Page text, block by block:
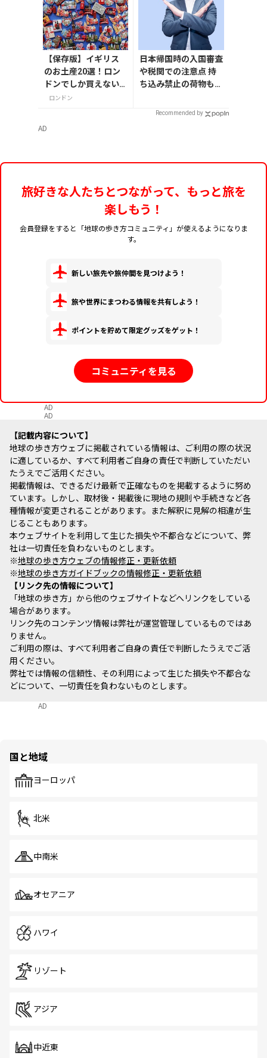
【保存版】イギリス
のお土産20選！ロン
ドンでしか買えない
雑貨/お菓子/紅茶まで
ロンドン
日本帰国時の入国審査
や税関での注意点 持
ち込み禁止の荷物も解
Recommended by
AD
旅好きな人たちとつながって、もっと旅を
楽しもう！
会員登録をすると「地球の歩き方コミュニティ」が使えるようになりま
す。
新しい旅先や旅仲間を見つけよう！
旅や世界にまつわる情報を共有しよう！
ポイントを貯めて限定グッズをゲット！
コミュニティを見る
AD
AD
記載内容について
地球の歩き方ウェブに掲載されている情報は、ご利用の際の状況
に適しているか、すべて利用者ご自身の責任で判断していただい
たうえでご活用ください。
掲載情報は、できるだけ最新で正確なものを掲載するように努め
ています。しかし、取材後・掲載後に現地の規則や手続きなど各
種情報が変更されることがあります。また解釈に見解の相違が生
じることもあります。
本ウェブサイトを利用して生じた損失や不都合などについて、弊
社は一切責任を負わないものとします。
※地球の歩き方ウェブの情報修正・更新依頼
※地球の歩き方ガイドブックの情報修正・更新依頼
リンク先の情報について
「地球の歩き方」から他のウェブサイトなどへリンクをしている
場合があります。
リンク先のコンテンツ情報は弊社が運営管理しているものではあ
りません。
ご利用の際は、すべて利用者ご自身の責任で判断したうえでご活
用ください。
弊社では情報の信頼性、その利用によって生じた損失や不都合な
どについて、一切責任を負わないものとします。
AD
国と地域
ヨーロッパ
北米
中南米
オセアニア
ハワイ
リゾート
アジア
中近東